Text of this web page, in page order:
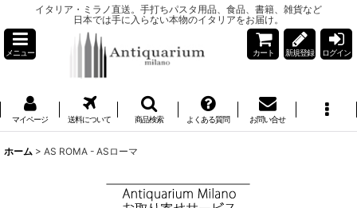
イタリア・ミラノ直送。手打ちパスタ用品、食品、書籍、雑貨など
日本では手に入らない本物のイタリアをお届け。
メニュー カート 新規登録 ログイン
マイページ 送料について 商品検索 よくある質問 お問い合せ
ホーム > AS ROMA - ASローマ